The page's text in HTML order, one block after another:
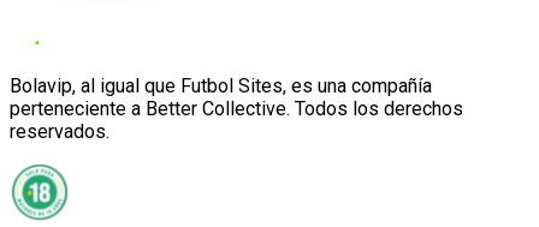
Bolavip, al igual que Futbol Sites, es una compañía
perteneciente a Better Collective. Todos los derechos
reservados.